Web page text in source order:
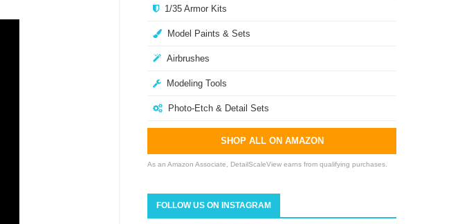
1/35 Armor Kits
Model Paints & Sets
Airbrushes
Modeling Tools
Photo-Etch & Detail Sets
SHOP ALL ON AMAZON
As an Amazon Associate, DetailScaleView earns from qualifying purchases.
FOLLOW US ON INSTAGRAM